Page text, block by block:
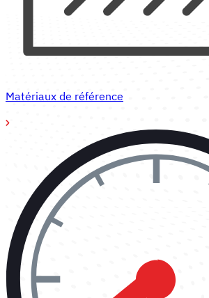
Matériaux de référence